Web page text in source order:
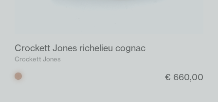
Crockett Jones richelieu cognac
Crockett Jones
Cognac € 660,00